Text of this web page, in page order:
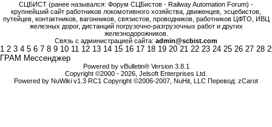
СЦБИСТ (ранее назывался: Форум СЦБистов - Railway Automation Forum) -
крупнейший сайт работников локомотивного хозяйства, движенцев, эсцебистов,
путейцев, контактников, вагонников, связистов, проводников, работников ЦФТО, ИВЦ
железных дорог, дистанций погрузочно-разгрузочных работ и других
железнодорожников.
Связь с администрацией сайта: admin@scbist.com
1 2 3 4 5 6 7 8 9 10 11 12 13 14 15 16 17 18 19 20 21 22 23 24 25 26 27 28
ГРАМ Мессенджер
Powered by vBulletin® Version 3.8.1
Copyright ©2000 - 2026, Jelsoft Enterprises Ltd.
Powered by NuWiki v1.3 RC1 Copyright ©2006-2007, NuHit, LLC Перевод: zCarot